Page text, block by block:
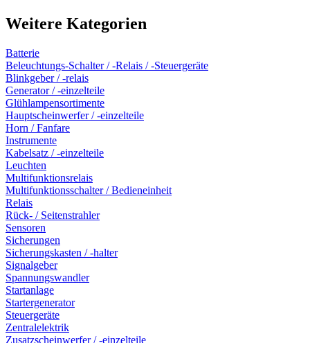
Weitere Kategorien
Batterie
Beleuchtungs-Schalter / -Relais / -Steuergeräte
Blinkgeber / -relais
Generator / -einzelteile
Glühlampensortimente
Hauptscheinwerfer / -einzelteile
Horn / Fanfare
Instrumente
Kabelsatz / -einzelteile
Leuchten
Multifunktionsrelais
Multifunktionsschalter / Bedieneinheit
Relais
Rück- / Seitenstrahler
Sensoren
Sicherungen
Sicherungskasten / -halter
Signalgeber
Spannungswandler
Startanlage
Startergenerator
Steuergeräte
Zentralelektrik
Zusatzscheinwerfer / -einzelteile